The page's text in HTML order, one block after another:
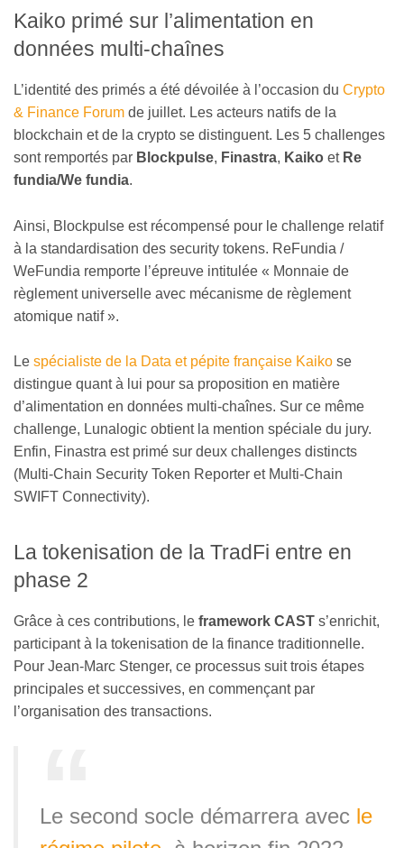
Kaiko primé sur l’alimentation en
données multi-chaînes
L’identité des primés a été dévoilée à l’occasion du Crypto
& Finance Forum de juillet. Les acteurs natifs de la
blockchain et de la crypto se distinguent. Les 5 challenges
sont remportés par Blockpulse, Finastra, Kaiko et Re
fundia/We fundia.
Ainsi, Blockpulse est récompensé pour le challenge relatif
à la standardisation des security tokens. ReFundia /
WeFundia remporte l’épreuve intitulée « Monnaie de
règlement universelle avec mécanisme de règlement
atomique natif ».
Le spécialiste de la Data et pépite française Kaiko se
distingue quant à lui pour sa proposition en matière
d’alimentation en données multi-chaînes. Sur ce même
challenge, Lunalogic obtient la mention spéciale du jury.
Enfin, Finastra est primé sur deux challenges distincts
(Multi-Chain Security Token Reporter et Multi-Chain
SWIFT Connectivity).
La tokenisation de la TradFi entre en
phase 2
Grâce à ces contributions, le framework CAST s’enrichit,
participant à la tokenisation de la finance traditionnelle.
Pour Jean-Marc Stenger, ce processus suit trois étapes
principales et successives, en commençant par
l’organisation des transactions.
Le second socle démarrera avec le